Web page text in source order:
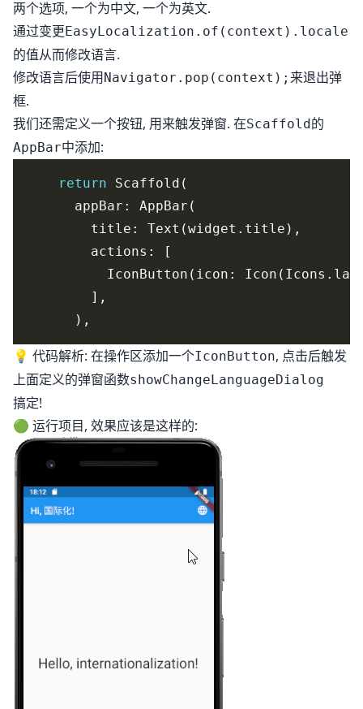
两个选项, 一个为中文, 一个为英文.
通过变更EasyLocalization.of(context).locale
的值从而修改语言.
修改语言后使用Navigator.pop(context); 来退出弹
框.
我们还需定义一个按钮, 用来触发弹窗. 在Scaffold的
AppBar中添加:
return
IconButton(icon:
💡 代码解析: 在操作区添加一个IconButton, 点击后触发
上面定义的弹窗函数showChangeLanguageDialog
搞定!
🟢 运行项目, 效果应该是这样的: